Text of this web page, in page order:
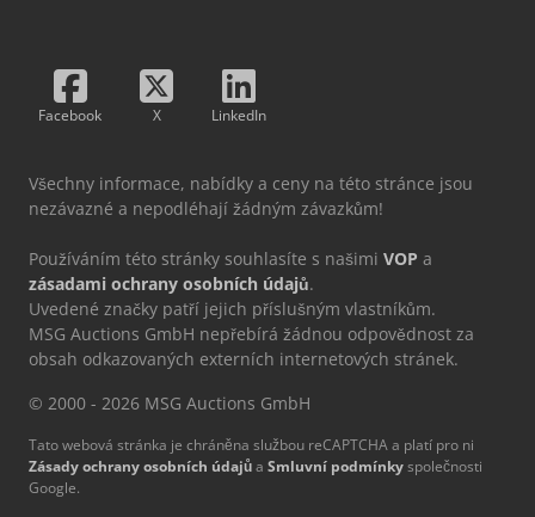
Facebook X LinkedIn
Všechny informace, nabídky a ceny na této stránce jsou
nezávazné a nepodléhají žádným závazkům!
Používáním této stránky souhlasíte s našimi VOP a
zásadami ochrany osobních údajů.
Uvedené značky patří jejich příslušným vlastníkům.
MSG Auctions GmbH nepřebírá žádnou odpovědnost za
obsah odkazovaných externích internetových stránek.
© 2000 - 2026 MSG Auctions GmbH
Tato webová stránka je chráněna službou reCAPTCHA a platí pro ni
Zásady ochrany osobních údajůa Smluvní podmínkyspolečnosti
Google.